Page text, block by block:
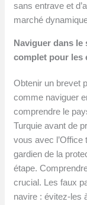
sans entrave et
marché
Naviguer dans le
complet pour les
Obtenir un brevet
comme naviguer
comprendre le
Turquie avant de
vous avec
gardien de la
étape.
crucial. Les faux
navire : évitez-les